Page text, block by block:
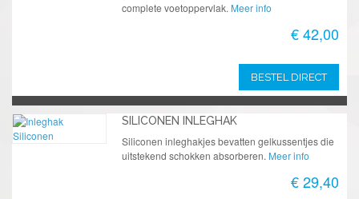
complete voetoppervlak. Meer info
€ 42,00
BESTEL DIRECT
SILICONEN INLEGHAK
Siliconen inleghakjes bevatten gelkussentjes die
uitstekend schokken absorberen. Meer info
€ 29,40